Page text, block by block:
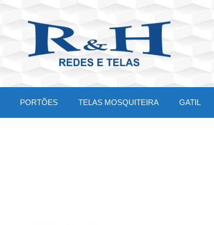
PORTÕES TELAS MOSQUITEIRA GATIL